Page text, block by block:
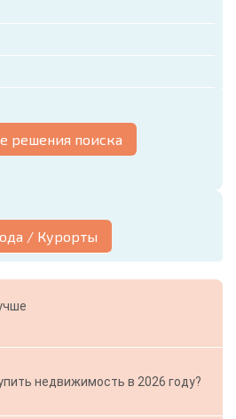
решения поиска
/ Курорты
недвижимость в 2026 году?